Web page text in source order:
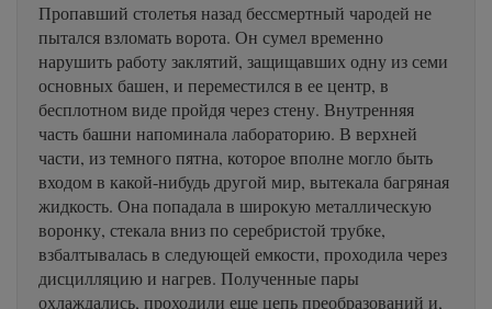
Пропавший столетья назад бессмертный чародей не
пытался взломать ворота. Он сумел временно
нарушить работу заклятий, защищавших одну из семи
основных башен, и переместился в ее центр, в
бесплотном виде пройдя через стену. Внутренняя
часть башни напоминала лабораторию. В верхней
части, из темного пятна, которое вполне могло быть
входом в какой-нибудь другой мир, вытекала багряная
жидкость. Она попадала в широкую металлическую
воронку, стекала вниз по серебристой трубке,
взбалтывалась в следующей емкости, проходила через
дисцилляцию и нагрев. Полученные пары
охлаждались, проходили еще цепь преобразований и,